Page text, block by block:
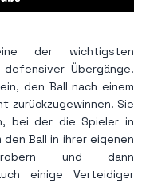
der wichtigsten
Übergänge.
den Ball nach einem
zurückzugewinnen. Sie
bei der die Spieler in
den Ball in ihrer eigenen
und dann
einige Verteidiger